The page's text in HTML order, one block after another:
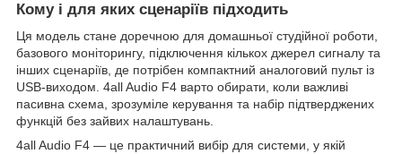
Кому і для яких сценаріїв підходить
Ця модель стане доречною для домашньої студійної роботи,
базового моніторингу, підключення кількох джерел сигналу та
інших сценаріїв, де потрібен компактний аналоговий пульт із
USB-виходом. 4all Audio F4 варто обирати, коли важливі
пасивна схема, зрозуміле керування та набір підтверджених
функцій без зайвих налаштувань.
4all Audio F4 — це практичний вибір для системи, у якій